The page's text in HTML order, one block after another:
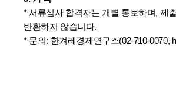
* 서류심사 합격자는 개별 통보하며, 제
반환하지 않습니다.
* 문의: 한겨레경제연구소(02-710-0070,